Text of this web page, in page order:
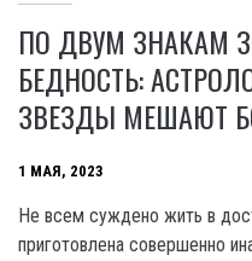
ПО ДВУМ ЗНАКАМ
БЕДНОСТЬ:
ЗВЕЗДЫ МЕШАЮТ
1 МАЯ, 2023
Не всем суждено жить в
приготовлена совершенно